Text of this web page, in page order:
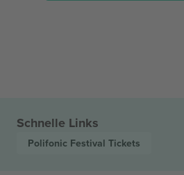
Schnelle Links
Polifonic Festival Tickets